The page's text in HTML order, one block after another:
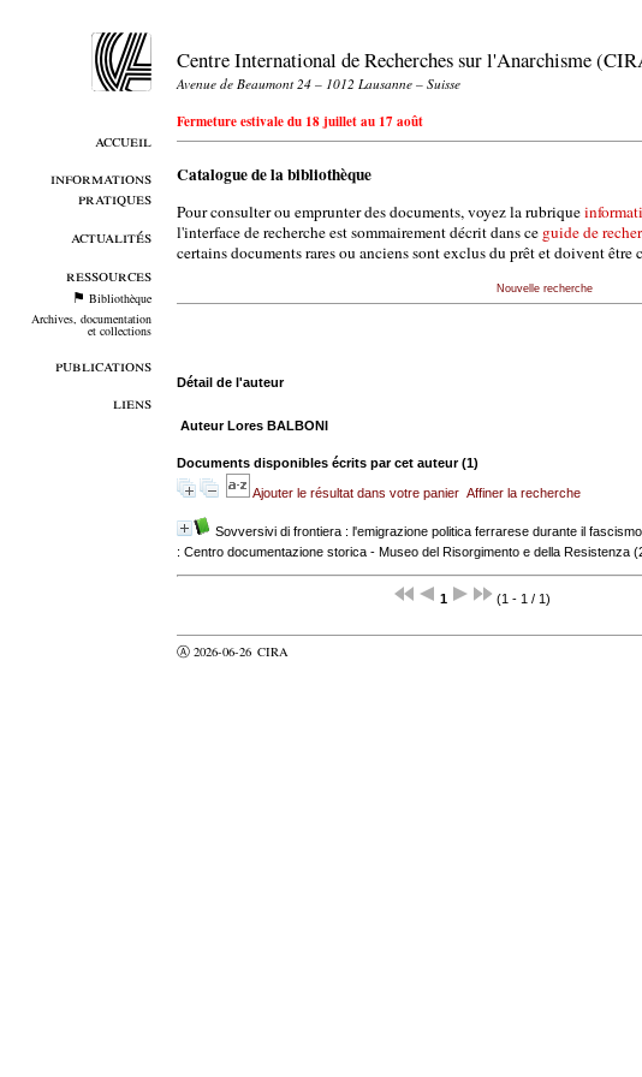
accueil
informations
pratiques
actualités
ressources
Bibliothèque
Archives, documentation
et collections
publications
liens
Centre International de Recherches sur l'Anarchisme
Avenue de Beaumont 24 – 1012 Lausanne – Suisse
Fermeture estivale du 18 juillet au 17 août
Catalogue de la bibliothèque
Pour consulter ou emprunter des documents, voyez la rubrique
l'interface de recherche est sommairement décrit dans ce guide de
certains documents rares ou anciens sont exclus du prêt et doivent être
Nouvelle recherche
Détail de l'auteur
Auteur Lores BALBONI
Documents disponibles écrits par cet auteur (1)
Ajouter le résultat dans votre panier Affiner la recherche
Sovversivi di frontiera : l'emigrazione politica ferrarese durante il fascismo
: Centro documentazione storica - Museo del Risorgimento e della Resistenza
1 (1 - 1 / 1)
Ⓐ 2026-06-26 CIRA